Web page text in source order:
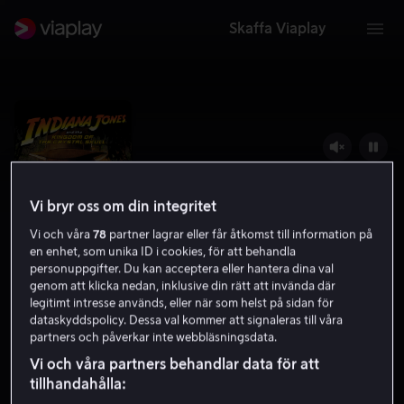
Skaffa Viaplay
Indiana Jones och kristalldödskallens
rike
6.2 Action
Vi bryr oss om din integritet
Vi och våra78 partner lagrar eller får åtkomst till information på
en enhet, som unika ID i cookies, för att behandla
personuppgifter. Du kan acceptera eller hantera dina val
genom att klicka nedan, inklusive din rätt att invända där
legitimt intresse används, eller när som helst på sidan för
dataskyddspolicy. Dessa val kommer att signaleras till våra
partners och påverkar inte webbläsningsdata.
Vi och våra partners behandlar data för att
tillhandahålla: